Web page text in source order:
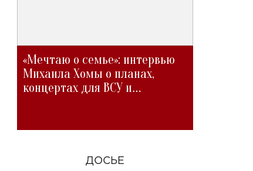
«Мечтаю о семье»: интервью
Михаила Хомы о планах,
концертах для ВСУ и
ДОСЬЕ